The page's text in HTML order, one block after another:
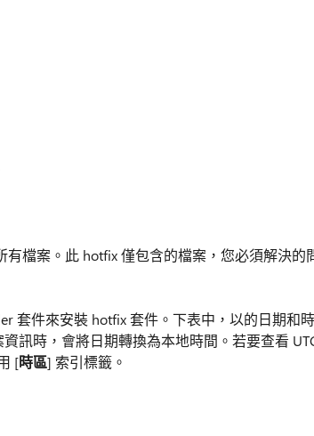
檔案。此 hotfix 僅包含的檔案，您必須解決的
套件來安裝 hotfix 套件。下表中，以的日期和時
訊時，會將日期轉換為本地時間。若要查看
[時區] 索引標籤。